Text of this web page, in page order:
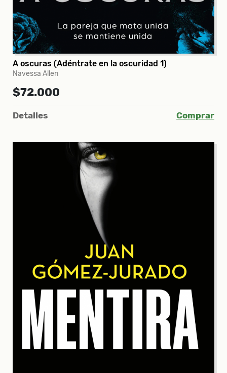
A oscuras (Adéntrate en la oscuridad 1)
Navessa Allen
$72.000
Detalles Comprar